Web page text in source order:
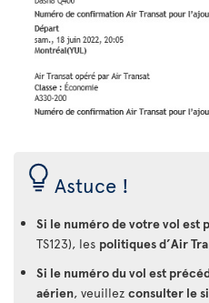
Astuce !
Si le numéro de votre vol est
TS123), les politiques d’Air
Si le numéro du vol est
aérien, veuillez consulter le